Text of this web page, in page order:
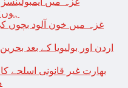
غزہ میں خون آلود بچوں
اردن اور بولیویا کے بعد
بھارت غیر قانونی اسلحے